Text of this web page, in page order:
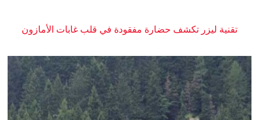
تقنية ليزر تكشف حضارة مفقودة في قلب غابات الأمازون